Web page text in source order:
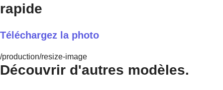
rapide
Téléchargez la photo
/production/resize-image
Découvrir d'autres modèles.